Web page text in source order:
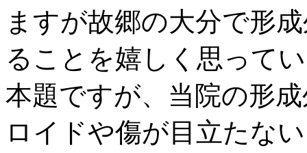
ますが故郷の大分で形
ることを嬉しく思って
本題ですが、当院の形
ロイドや傷が目立たな